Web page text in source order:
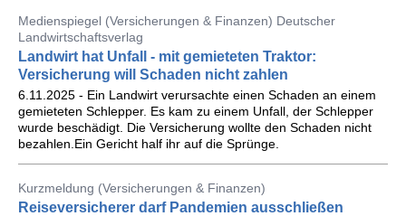
Medienspiegel (Versicherungen & Finanzen) Deutscher
Landwirtschaftsverlag
Landwirt hat Unfall - mit gemieteten Traktor:
Versicherung will Schaden nicht zahlen
6.11.2025 - Ein Landwirt verursachte einen Schaden an einem
gemieteten Schlepper. Es kam zu einem Unfall, der Schlepper
wurde beschädigt. Die Versicherung wollte den Schaden nicht
bezahlen.Ein Gericht half ihr auf die Sprünge.
Kurzmeldung (Versicherungen & Finanzen)
Reiseversicherer darf Pandemien ausschließen